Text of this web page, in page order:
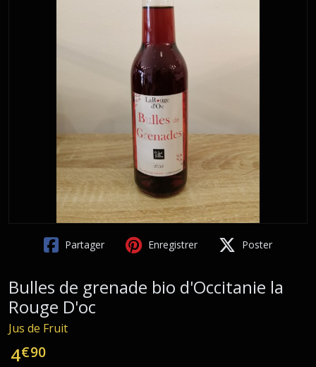
Partager Enregistrer Poster
Bulles de grenade bio d'Occitanie la
Rouge D'oc
Jus de Fruit
4€90